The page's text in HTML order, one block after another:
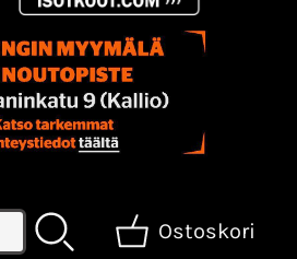
Ostoskori